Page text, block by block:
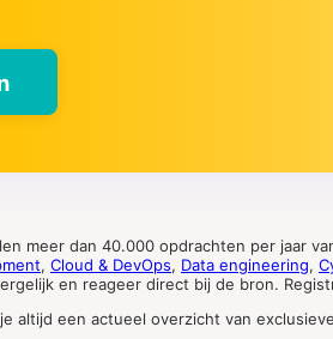
meer dan 40.000 opdrachten per jaar
, Cloud & DevOps, Data engineering,
en reageer direct bij de bron.
altijd een actueel overzicht van